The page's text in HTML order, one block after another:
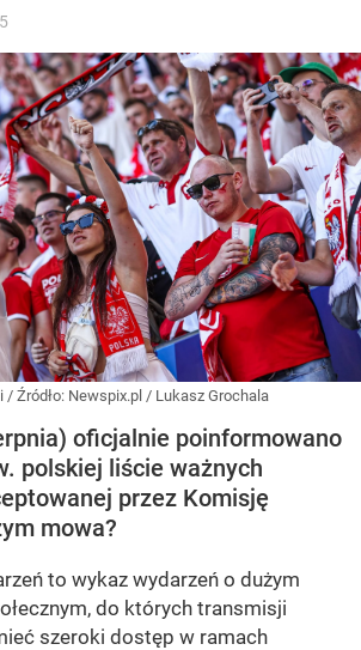
/ Źródło: Newspix.pl / Lukasz Grochala
oficjalnie poinformowano
polskiej liście ważnych
przez Komisję
mowa?
to wykaz wydarzeń o dużym
do których transmisji
szeroki dostęp w ramach